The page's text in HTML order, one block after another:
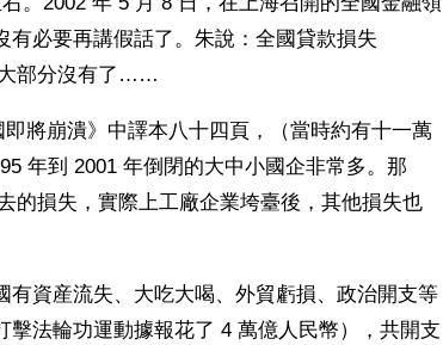
必要再講假話了。朱說：全國貸款損失
大部分沒有了……
將崩潰》中譯本八十四頁，（當時約有十一萬
年到 2001 年倒閉的大中小國企非常多。那
的損失，實際上工廠企業垮臺後，其他損失也
資産流失、大吃大喝、外貿虧損、政治開支等
擊法輪功運動據報花了 4 萬億人民幣），共開支